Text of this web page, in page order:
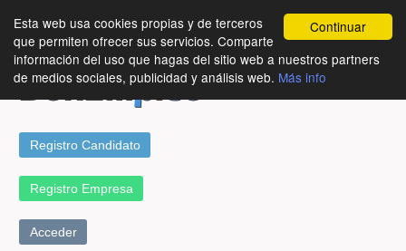
Continuar
Esta web usa cookies propias y de terceros
que permiten ofrecer sus servicios. Comparte
información del uso que hagas del sitio web a nuestros partners
de medios sociales, publicidad y análisis web. Más info
Registro Candidato
Registro Empresa
Acceder